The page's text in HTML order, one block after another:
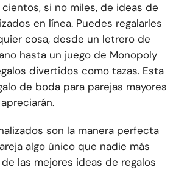
si no miles, de ideas de
en línea. Puedes regalarles
cosa, desde un letrero de
hasta un juego de Monopoly
divertidos como tazas. Esta
de boda para parejas mayores
son la manera perfecta
algo único que nadie más
las mejores ideas de regalos